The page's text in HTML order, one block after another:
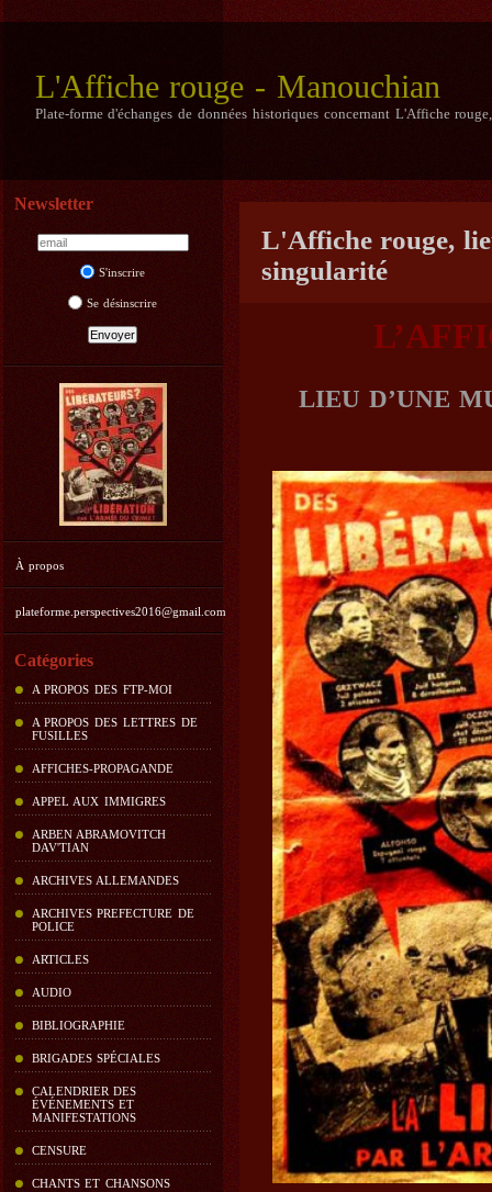
L'Affiche rouge - Manouchian
Plate-forme d'échanges de données historiques concernant L'Affiche
Newsletter
S'inscrire
Se désinscrire
À propos
plateforme.perspectives2016@gmail.com
Catégories
A PROPOS DES FTP-MOI
A PROPOS DES LETTRES DE
FUSILLES
AFFICHES-PROPAGANDE
APPEL AUX IMMIGRES
ARBEN ABRAMOVITCH
DAV'TIAN
ARCHIVES ALLEMANDES
ARCHIVES PREFECTURE DE
POLICE
ARTICLES
AUDIO
BIBLIOGRAPHIE
BRIGADES SPÉCIALES
CALENDRIER DES
ÉVÉNEMENTS ET
MANIFESTATIONS
CENSURE
CHANTS ET CHANSONS
L'Affiche rouge,
singularité
LIEU D’UNE